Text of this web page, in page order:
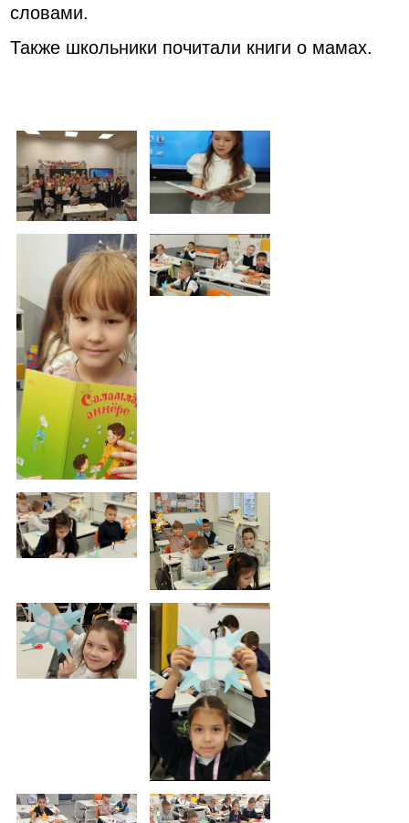
словами.
Также школьники почитали книги о мамах.